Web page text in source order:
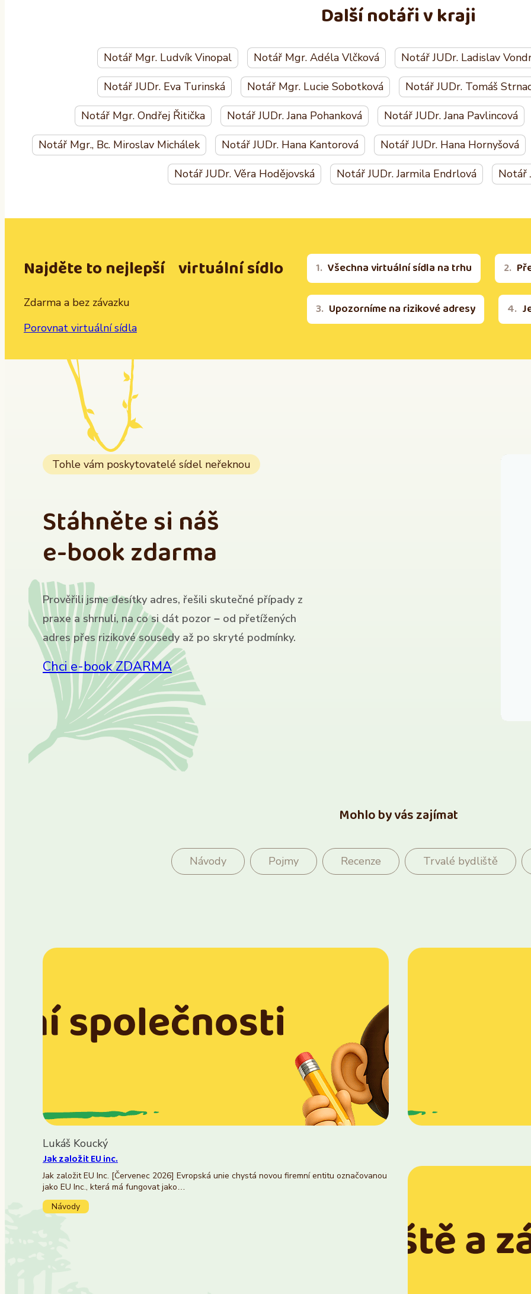
Další notáři v kraji
Notář Mgr. Ludvík Vinopal Notář Mgr. Adéla Vlčková Notář JUDr. Ladislav
Notář JUDr. Eva Turinská Notář Mgr. Lucie Sobotková Notář JUDr. Tomáš
Notář Mgr. Ondřej Řitička Notář JUDr. Jana Pohanková Notář JUDr. Jana Pavlincová
Notář Mgr., Bc. Miroslav Michálek Notář JUDr. Hana Kantorová Notář JUDr. Hana Hornyšová
Notář JUDr. Věra Hodějovská Notář JUDr. Jarmila Endrlová Notář
Najděte to nejlepší virtuální sídlo
Zdarma a bez závazku
Porovnat virtuální sídla
Všechna virtuální sídla na trhu
Upozorníme na rizikové adresy
Tohle vám poskytovatelé sídel neřeknou
Stáhněte si náš
e-book zdarma
Prověřili jsme desítky adres, řešili skutečné případy z
praxe a shrnuli, na co si dát pozor – od přetížených
adres přes rizikové sousedy až po skryté podmínky.
Chci e-book ZDARMA
Mohlo by vás zajímat
Návody Pojmy Recenze Trvalé bydliště
Lukáš Koucký
Jak založit EU inc.
Jak založit EU Inc. [Červenec 2026] Evropská unie chystá novou firemní entitu označovanou
jako EU Inc., která má fungovat jako…
Návody